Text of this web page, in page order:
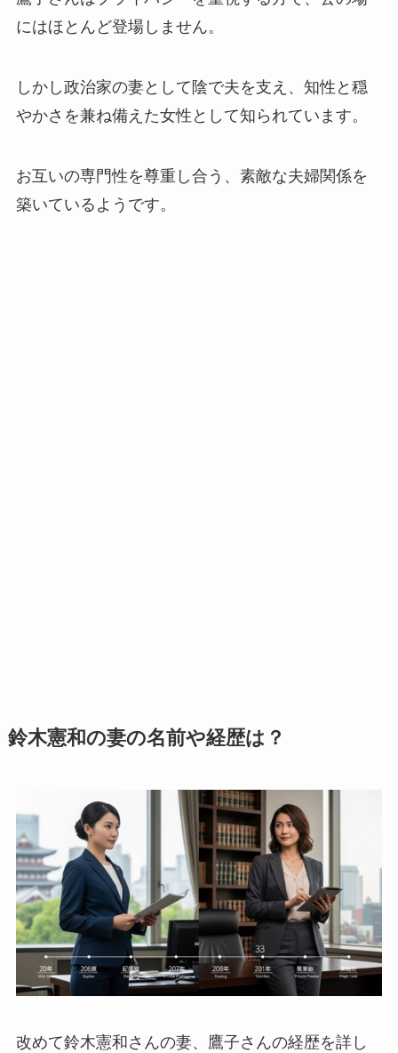
にはほとんど登場しません。
しかし政治家の妻として陰で夫を支え、知性と穏
やかさを兼ね備えた女性として知られています。
お互いの専門性を尊重し合う、素敵な夫婦関係を
築いているようです。
鈴木憲和の妻の名前や経歴は？
改めて鈴木憲和さんの妻、鷹子さんの経歴を詳し